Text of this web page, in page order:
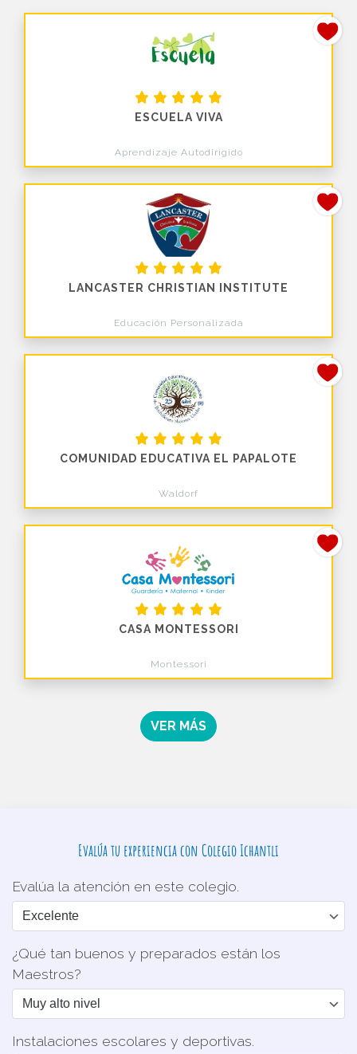
ESCUELA VIVA
Aprendizaje Autodirigido
LANCASTER CHRISTIAN INSTITUTE
Educación Personalizada
COMUNIDAD EDUCATIVA EL PAPALOTE
Waldorf
CASA MONTESSORI
Montessori
VER MÁS
Evalúa tu experiencia con Colegio Ichantli
Evalúa la atención en este colegio.
¿Qué tan buenos y preparados están los
Maestros?
Instalaciones escolares y deportivas.